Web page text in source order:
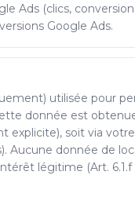
Ads (clics,
Google Ads.
utilisée pour
donnée est
soit via
Aucune donnée de
légitime (Art.